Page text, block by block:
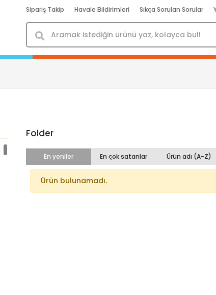
Sipariş Takip Havale Bildirimleri Sıkça Sorulan Sorular
Folder
En yeniler En çok satanlar Ürün adı (A-Z)
Ürün bulunamadı.